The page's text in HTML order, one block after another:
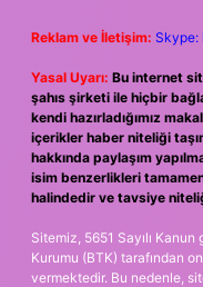
Reklam ve İletişim: Skype:
Yasal Uyarı: Bu internet
şahıs şirketi ile hiçbir
kendi hazırladığımız
içerikler haber niteliği
hakkında paylaşım
isim benzerlikleri
halindedir ve tavsiye
Sitemiz, 5651 Sayılı
Kurumu (BTK) tarafından
vermektedir. Bu nedenle,